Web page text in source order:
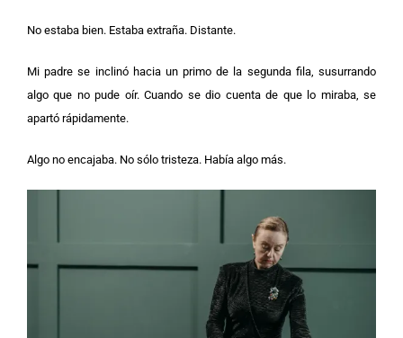
No estaba bien. Estaba extraña. Distante.
Mi padre se inclinó hacia un primo de la segunda fila, susurrando
algo que no pude oír. Cuando se dio cuenta de que lo miraba, se
apartó rápidamente.
Algo no encajaba. No sólo tristeza. Había algo más.